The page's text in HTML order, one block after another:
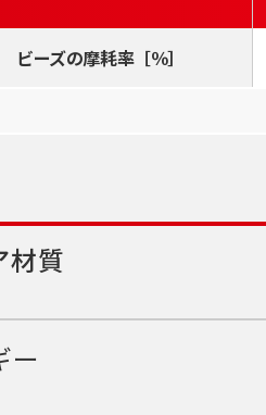
ビーズの摩耗率［％］
材質
ー